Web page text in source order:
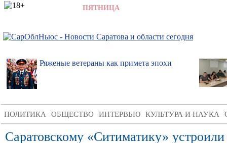
7 АВГУСТА 2026, ПЯТНИЦА
Ряженые ветераны как примета эпохи
ПОЛИТИКА ОБЩЕСТВО ИНТЕРВЬЮ КУЛЬТУРА И НАУКА
Саратовскому «Ситиматику»